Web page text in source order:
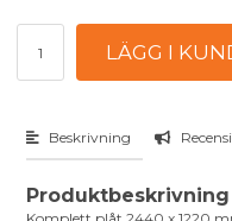
Beskrivning
Produktbeskrivning